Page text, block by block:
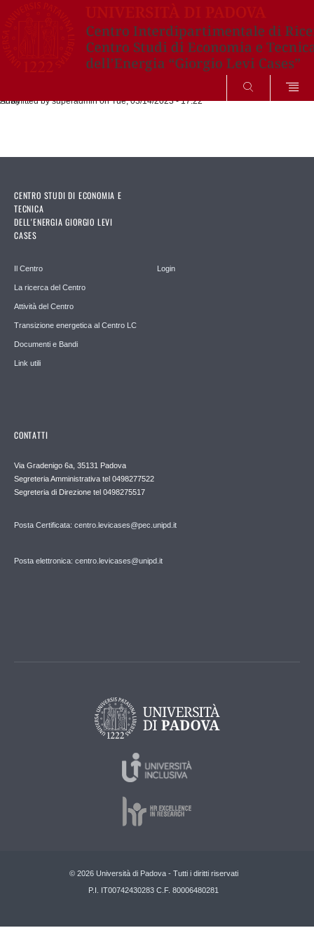
CERCA
Submitted bysuperadminon Tue, 03/14/2023 - 17:22
Array
CENTRO STUDI DI ECONOMIA E
TECNICA
DELL'ENERGIA GIORGIO LEVI
CASES
Il Centro
La ricerca del Centro
Attività del Centro
Transizione energetica al Centro LC
Documenti e Bandi
Link utili
Login
CONTATTI
Via Gradenigo 6a, 35131 Padova
Segreteria Amministrativa tel 0498277522
Segreteria di Direzione tel 0498275517
Posta Certificata: centro.levicases@pec.unipd.it
Posta elettronica: centro.levicases@unipd.it
© 2026 Università di Padova - Tutti i diritti riservati
P.I. IT00742430283 C.F. 80006480281